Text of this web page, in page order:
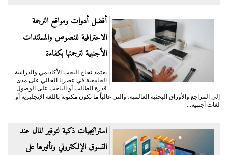
أفضل أدوات ومواقع الترجمة
الاحترافية للنصوص والمستندات
الأجنبية لترجمتها بكفاءة
يعتمد نجاح البحث الأكاديمي والدراسة
الجامعية في عصرنا الحالي على مدى
قدرة الطالب أو الباحث على الوصول
إلى المراجع والأوراق البحثية العالمية، والتي غالباً ما تكون مكتوبة باللغة الإنجليزية أو
لغات أجنبية...
​استراتيجيات ذكية لتوفير المال عند
التسوق الإلكتروني وتأثيرها على